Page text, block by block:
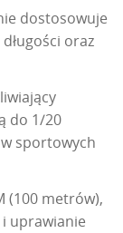
dostosowuje
oraz
do 1/20
sportowych
(100 metrów),
uprawianie